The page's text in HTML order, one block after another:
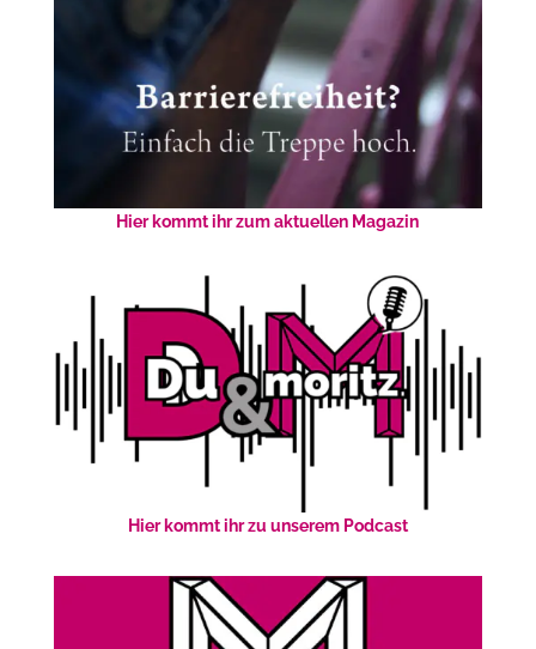
Hier kommt ihr zum aktuellen Magazin
Hier kommt ihr zu unserem Podcast